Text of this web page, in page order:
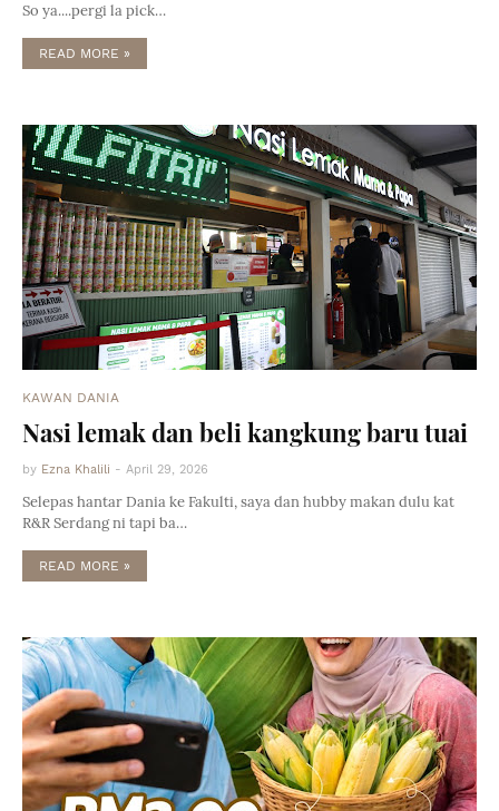
So ya....pergi la pick…
READ MORE »
KAWAN DANIA
Nasi lemak dan beli kangkung baru tuai
by Ezna Khalili - April 29, 2026
Selepas hantar Dania ke Fakulti, saya dan hubby makan dulu kat
R&R Serdang ni tapi ba…
READ MORE »